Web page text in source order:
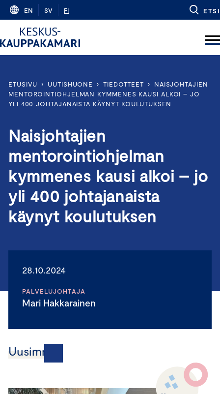
Skip
content
EN SV FI ETSI
ETUSIVU › UUTISHUONE › TIEDOTTEET ›
NAISJOHTAJIEN
MENTOROINTIOHJELMAN KYMMENES KAUSI ALKOI – JO
YLI 400 JOHTAJANAISTA KÄYNYT KOULUTUKSEN
Naisjohtajien
mentorointiohjelman
kymmenes kausi alkoi – jo
yli 400 johtajanaista
käynyt koulutuksen
28.10.2024
PALVELUJOHTAJA
Mari Hakkarainen
Uusimmat